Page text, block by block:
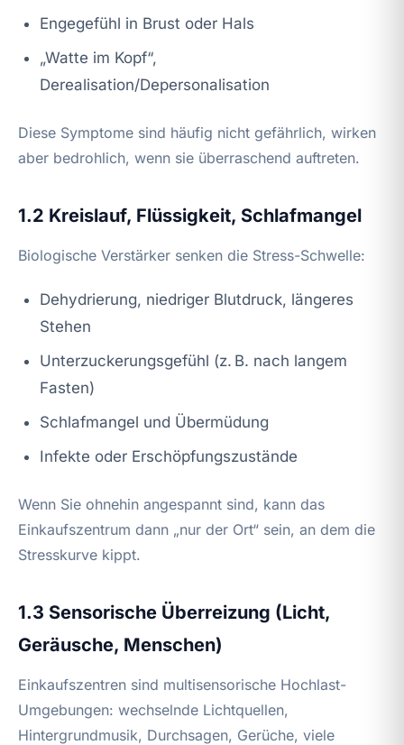
Engegefühl in Brust oder Hals
„Watte im Kopf“,
Derealisation/Depersonalisation
Diese Symptome sind häufig nicht gefährlich, wirken
aber bedrohlich, wenn sie überraschend auftreten.
1.2 Kreislauf, Flüssigkeit, Schlafmangel
Biologische Verstärker senken die Stress-Schwelle:
Dehydrierung, niedriger Blutdruck, längeres
Stehen
Unterzuckerungsgefühl (z. B. nach langem
Fasten)
Schlafmangel und Übermüdung
Infekte oder Erschöpfungszustände
Wenn Sie ohnehin angespannt sind, kann das
Einkaufszentrum dann „nur der Ort“ sein, an dem die
Stresskurve kippt.
1.3 Sensorische Überreizung (Licht,
Geräusche, Menschen)
Einkaufszentren sind multisensorische Hochlast-
Umgebungen: wechselnde Lichtquellen,
Hintergrundmusik, Durchsagen, Gerüche, viele